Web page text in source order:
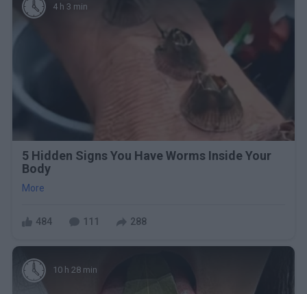
4 h 3 min
5 Hidden Signs You Have Worms Inside Your
Body
More
484 111 288
10 h 28 min